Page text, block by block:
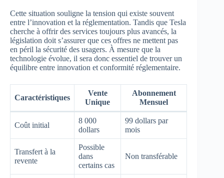
Cette situation souligne la tension qui existe souvent
entre l’innovation et la réglementation. Tandis que Tesla
cherche à offrir des services toujours plus avancés, la
législation doit s’assurer que ces offres ne mettent pas
en péril la sécurité des usagers. À mesure que la
technologie évolue, il sera donc essentiel de trouver un
équilibre entre innovation et conformité réglementaire.
Caractéristiques
Vente
Unique
Abonnement
Mensuel
Coût initial
8 000
dollars
99 dollars par
mois
Transfert à la
revente
Possible
dans
certains cas
Non transférable